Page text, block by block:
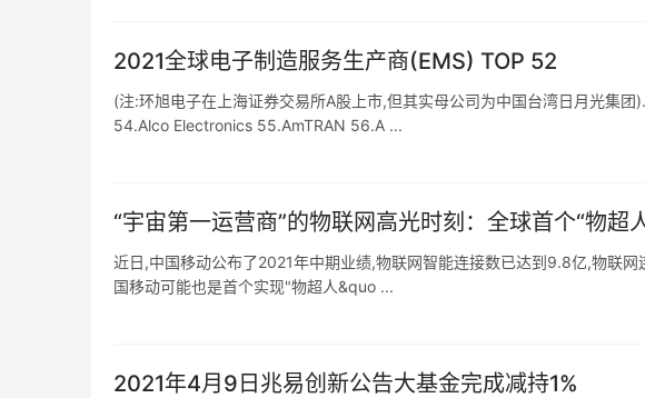
2021全球电子制造服务生产商(EMS) TOP 52
(注:环旭电子在上海证券交易所A股上市,但其实母公司为中国台湾日月光集
54.Alco Electronics 55.AmTRAN 56.A ...
“宇宙第一运营商”的物联网高光时刻：全球首个“物超人
近日,中国移动公布了2021年中期业绩,物联网智能连接数已达到9.8亿,物联
国移动可能也是首个实现"物超人&quo ...
2021年4月9日兆易创新公告大基金完成减持1%